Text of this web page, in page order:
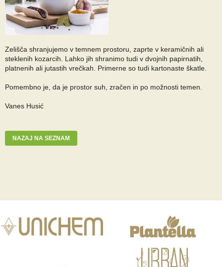
Zelišča shranjujemo v temnem prostoru, zaprte v keramičnih ali
steklenih kozarcih. Lahko jih shranimo tudi v dvojnih papirnatih,
platnenih ali jutastih vrečkah. Primerne so tudi kartonaste škatle.
Pomembno je, da je prostor suh, zračen in po možnosti temen.
Vanes Husić
NAZAJ NA SEZNAM